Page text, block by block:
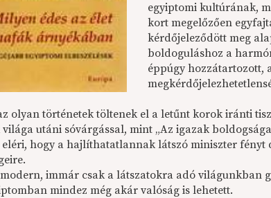
egyiptomi kultúrának,
kort megelőzően
kérdőjeleződött meg
boldoguláshoz a
éppúgy hozzátartozott,
olyan történetek töltenek el a letűnt korok iránti
világa utáni sóvárgással, mint „Az igazak
hogy a hajlíthatatlannak látszó miniszter
immár csak a látszatokra adó világunkban
mindez még akár valóság is lehetett.